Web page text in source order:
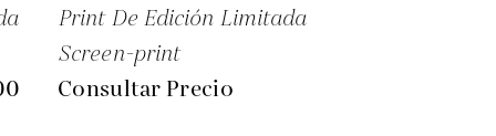
Print De Edición Limitada
Screen-print
Consultar Precio